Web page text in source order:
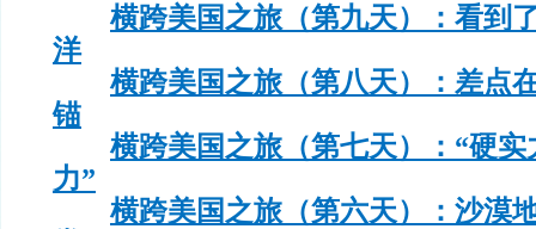
横跨美国之旅（第九天）：看到
洋
横跨美国之旅（第八天）：差点
锚
横跨美国之旅（第七天）：“硬实
力”
横跨美国之旅（第六天）：沙漠